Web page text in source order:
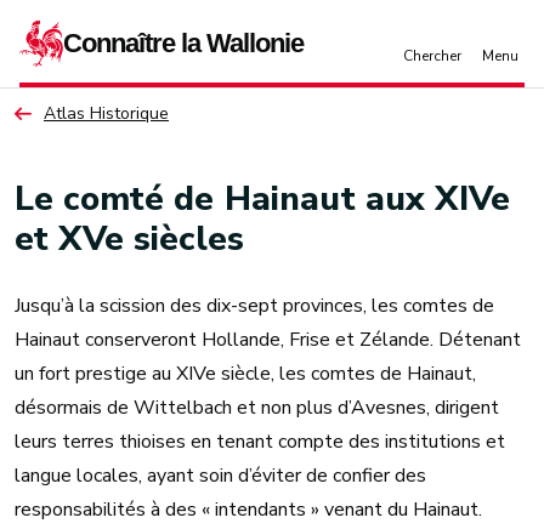
Atlas Historique
Le comté de Hainaut aux XIVe
et XVe siècles
Jusqu’à la scission des dix-sept provinces, les comtes de
Hainaut conserveront Hollande, Frise et Zélande. Détenant
un fort prestige au XIVe siècle, les comtes de Hainaut,
désormais de Wittelbach et non plus d’Avesnes, dirigent
leurs terres thioises en tenant compte des institutions et
langue locales, ayant soin d’éviter de confier des
responsabilités à des « intendants » venant du Hainaut.